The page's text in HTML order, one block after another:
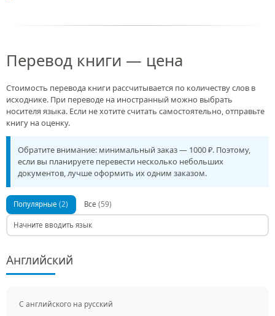
Перевод книги — цена
Стоимость перевода книги рассчитывается по количеству слов в
исходнике. При переводе на иностранный можно выбрать
носителя языка. Если не хотите считать самостоятельно, отправьте
книгу на оценку.
Обратите внимание: минимальный заказ — 1000 ₽. Поэтому,
если вы планируете перевести несколько небольших
документов, лучше оформить их одним заказом.
Популярные(2) Все (59)
Английский
С английского на русский